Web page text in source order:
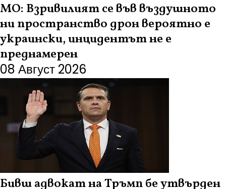
МО: Взривилият се във въздушното
ни пространство дрон вероятно е
украински, инцидентът не е
преднамерен
08 Август 2026
Бивш адвокат на Тръмп бе утвърден